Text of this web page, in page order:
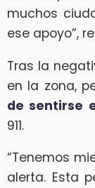
muchos
ese apoyo”,
Tras la
en la zona,
de sentirse
911.
“Tenemos
alerta. Esta